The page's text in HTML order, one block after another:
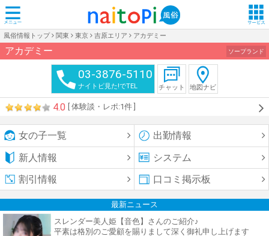
風俗情報トップ 関東 東京 吉原エリア アカデミー
ソープランド
アカデミー
03-3876-5110
ナイトピ見た!でTEL チャット 地図ナビ
4.0 [ 体験談・レポ:1件
女の子一覧
出勤情報
新人情報
システム
割引情報
口コミ掲示板
最新ニュース
スレンダー美人姫【音色】さんのご紹介♪
平素は格別のご愛顧を賜りまして深く御礼申し上げます